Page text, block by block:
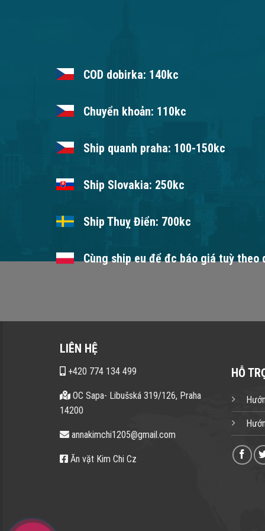
COD dobirka: 140kc
Chuyển khoản: 110kc
Ship quanh praha: 100-150kc
Ship Slovakia: 250kc
Ship Thuỵ Điển: 700kc
Cùng ship eu để đc báo giá tuỳ theo
LIÊN HỆ
+420 774 134 499
OC Sapa- Libušská 319/126, Praha
14200
annakimchi1205@gmail.com
Ăn vặt Kim Chi Cz
HỖ